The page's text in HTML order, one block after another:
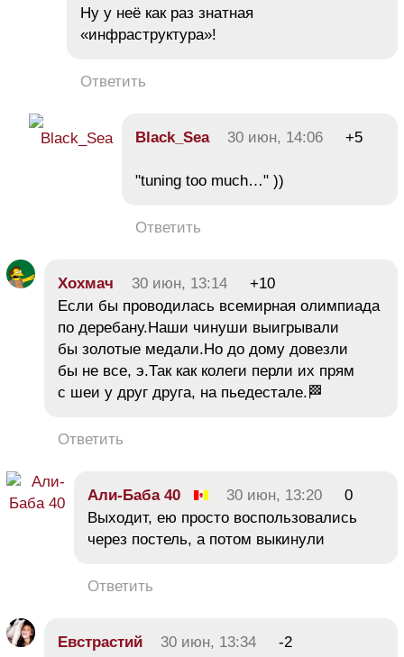
Ну у неё как раз знатная
«инфраструктура»!
Ответить
Black_Sea 30 июн, 14:06 +5
"tuning too much…" ))
Ответить
Хохмач 30 июн, 13:14
+10
Если бы проводилась всемирная олимпиада
по деребану.Наши чинуши выигрывали
бы золотые медали.Но до дому довезли
бы не все, э.Так как колеги перли их прям
с шеи у друг друга, на пьедестале.🏁
Ответить
Али-Баба 40 30 июн, 13:20
0
Выходит, ею просто воспользовались
через постель, а потом выкинули
Ответить
Евстрастий 30 июн, 13:34
-2